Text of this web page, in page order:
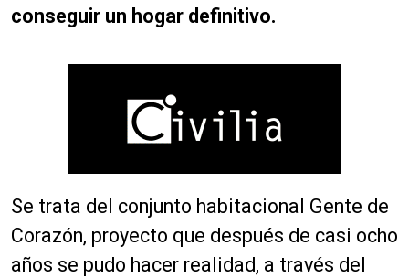
conseguir un hogar definitivo.
Se trata del conjunto habitacional Gente de
Corazón, proyecto que después de casi ocho
años se pudo hacer realidad, a través del